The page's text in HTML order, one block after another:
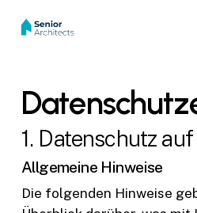
1. Datenschutz
Allgemeine Hinweise
Die folgenden Hinweise